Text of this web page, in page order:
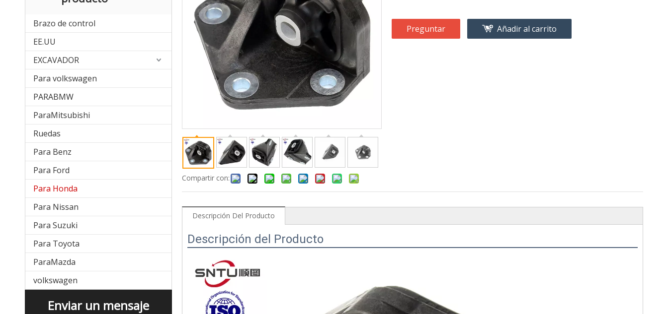
Brazo de control
EE.UU
EXCAVADOR
Para volkswagen
PARABMW
ParaMitsubishi
Ruedas
Para Benz
Para Ford
Para Honda
Para Nissan
Para Suzuki
Para Toyota
ParaMazda
volkswagen
Enviar un mensaje
Compartir con:
Preguntar Añadir al carrito
Descripción Del Producto
Descripción del Producto